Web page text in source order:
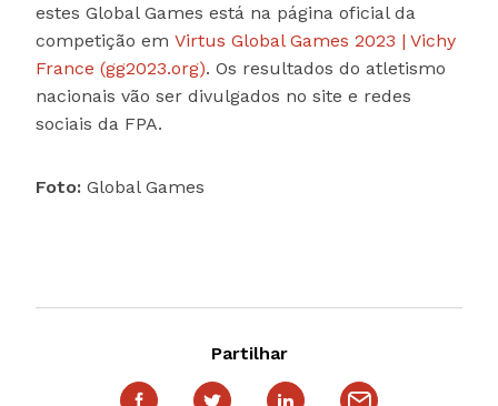
estes Global Games está na página oficial da
competição em Virtus Global Games 2023 | Vichy
France (gg2023.org). Os resultados do atletismo
nacionais vão ser divulgados no site e redes
sociais da FPA.
Foto: Global Games
Partilhar